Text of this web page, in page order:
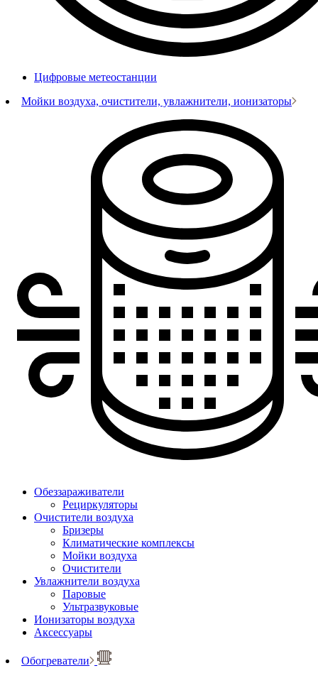
Цифровые метеостанции
Мойки воздуха, очистители, увлажнители, ионизаторы
Обеззараживатели
Рециркуляторы
Очистители воздуха
Бризеры
Климатические комплексы
Мойки воздуха
Очистители
Увлажнители воздуха
Паровые
Ультразвуковые
Ионизаторы воздуха
Аксессуары
Обогреватели